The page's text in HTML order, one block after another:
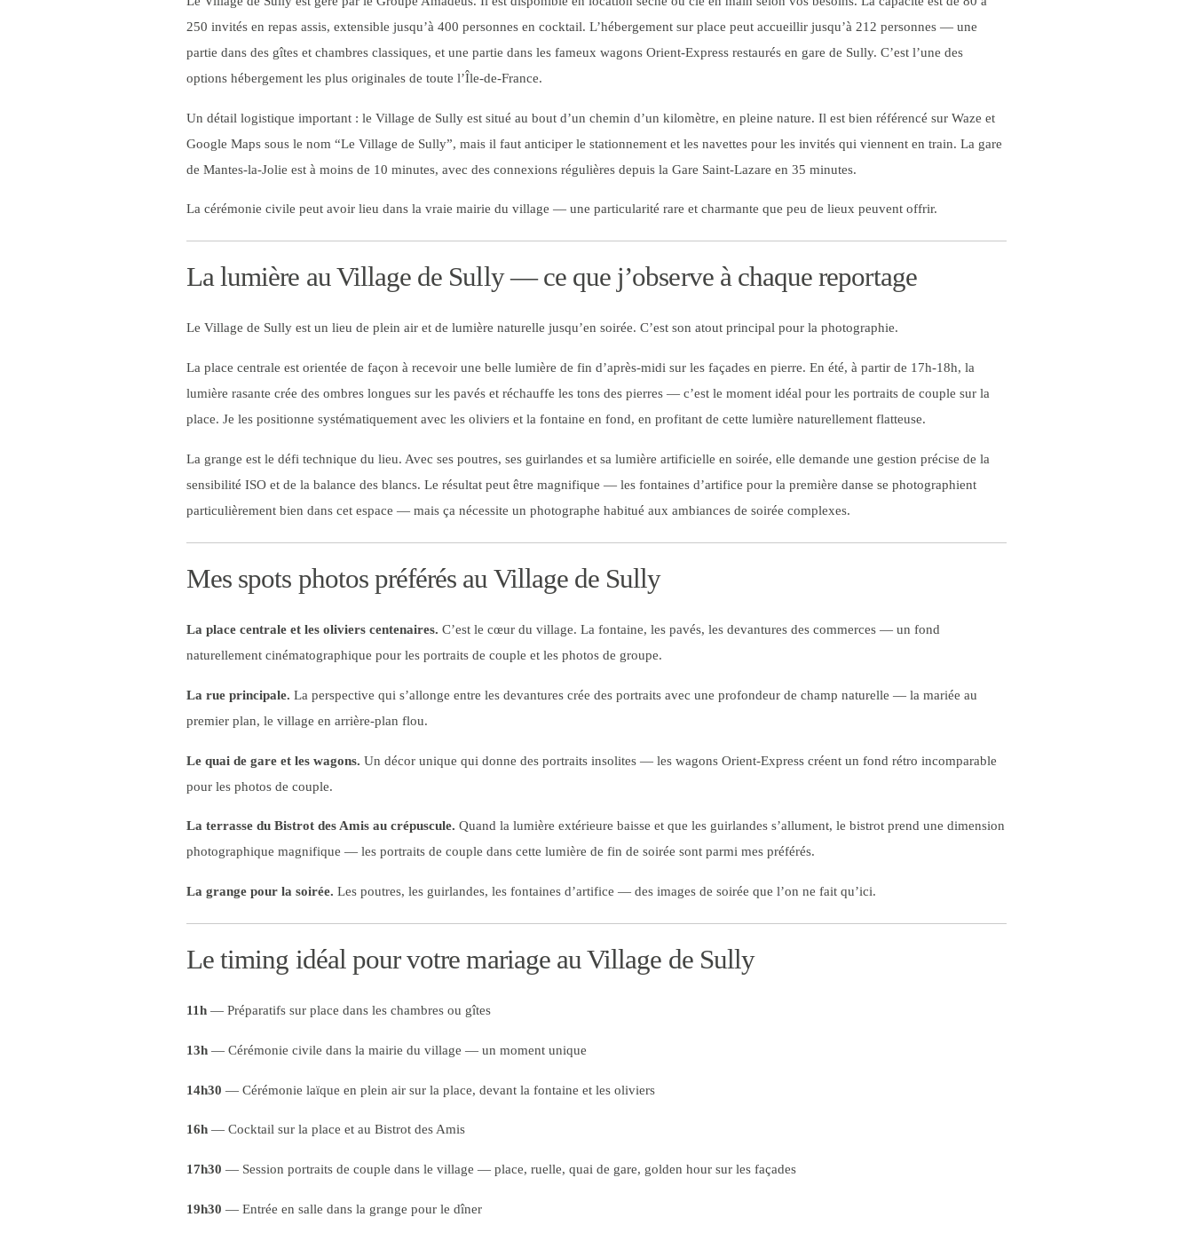
250 invités en repas assis, extensible jusqu’à 400 personnes en cocktail. L’hébergement sur place peut accueillir jusqu’à 212 personnes — une
partie dans des gîtes et chambres classiques, et une partie dans les fameux wagons Orient-Express restaurés en gare de Sully. C’est l’une des
options hébergement les plus originales de toute l’Île-de-France.
Un détail logistique important : le Village de Sully est situé au bout d’un chemin d’un kilomètre, en pleine nature. Il est bien référencé sur Waze et
Google Maps sous le nom “Le Village de Sully”, mais il faut anticiper le stationnement et les navettes pour les invités qui viennent en train. La gare
de Mantes-la-Jolie est à moins de 10 minutes, avec des connexions régulières depuis la Gare Saint-Lazare en 35 minutes.
La cérémonie civile peut avoir lieu dans la vraie mairie du village — une particularité rare et charmante que peu de lieux peuvent offrir.
La lumière au Village de Sully — ce que j’observe à chaque reportage
Le Village de Sully est un lieu de plein air et de lumière naturelle jusqu’en soirée. C’est son atout principal pour la photographie.
La place centrale est orientée de façon à recevoir une belle lumière de fin d’après-midi sur les façades en pierre. En été, à partir de 17h-18h, la
lumière rasante crée des ombres longues sur les pavés et réchauffe les tons des pierres — c’est le moment idéal pour les portraits de couple sur la
place. Je les positionne systématiquement avec les oliviers et la fontaine en fond, en profitant de cette lumière naturellement flatteuse.
La grange est le défi technique du lieu. Avec ses poutres, ses guirlandes et sa lumière artificielle en soirée, elle demande une gestion précise de la
sensibilité ISO et de la balance des blancs. Le résultat peut être magnifique — les fontaines d’artifice pour la première danse se photographient
particulièrement bien dans cet espace — mais ça nécessite un photographe habitué aux ambiances de soirée complexes.
Mes spots photos préférés au Village de Sully
La place centrale et les oliviers centenaires. C’est le cœur du village. La fontaine, les pavés, les devantures des commerces — un fond
naturellement cinématographique pour les portraits de couple et les photos de groupe.
La rue principale. La perspective qui s’allonge entre les devantures crée des portraits avec une profondeur de champ naturelle — la mariée au
premier plan, le village en arrière-plan flou.
Le quai de gare et les wagons. Un décor unique qui donne des portraits insolites — les wagons Orient-Express créent un fond rétro incomparable
pour les photos de couple.
La terrasse du Bistrot des Amis au crépuscule. Quand la lumière extérieure baisse et que les guirlandes s’allument, le bistrot prend une dimension
photographique magnifique — les portraits de couple dans cette lumière de fin de soirée sont parmi mes préférés.
La grange pour la soirée. Les poutres, les guirlandes, les fontaines d’artifice — des images de soirée que l’on ne fait qu’ici.
Le timing idéal pour votre mariage au Village de Sully
11h— Préparatifs sur place dans les chambres ou gîtes
13h— Cérémonie civile dans la mairie du village — un moment unique
14h30 — Cérémonie laïque en plein air sur la place, devant la fontaine et les oliviers
16h— Cocktail sur la place et au Bistrot des Amis
17h30 — Session portraits de couple dans le village — place, ruelle, quai de gare, golden hour sur les façades
19h30 — Entrée en salle dans la grange pour le dîner